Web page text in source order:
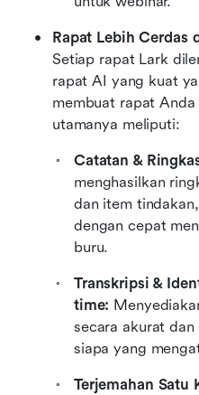
Rapat Lebih Cerdas
Setiap rapat Lark
rapat AI yang kuat
membuat rapat
utamanya meliputi:
Catatan &
menghasilkan
dan item
dengan cepat
buru.
Transkripsi &
time:
secara akurat
siapa yang
Terjemahan Satu